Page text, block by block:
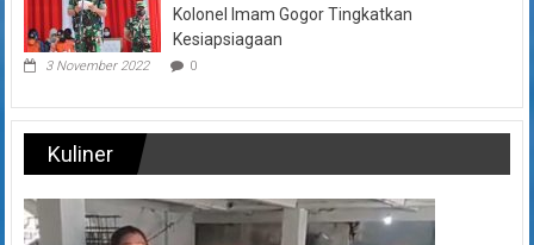
Kolonel Imam Gogor Tingkatkan
Kesiapsiagaan
3 November 2022 0
Kuliner